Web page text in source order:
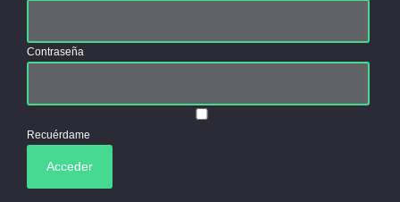
Contraseña
Recuérdame